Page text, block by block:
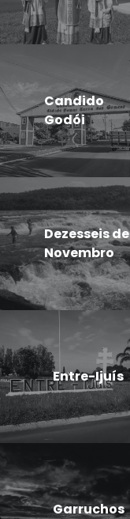
Candido
Godói
Dezesseis de
Novembro
Entre-Ijuís
Garruchos